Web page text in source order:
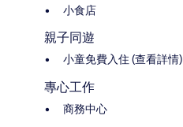
小食店
親子同遊
小童免費入住 (查看詳情)
專心工作
商務中心